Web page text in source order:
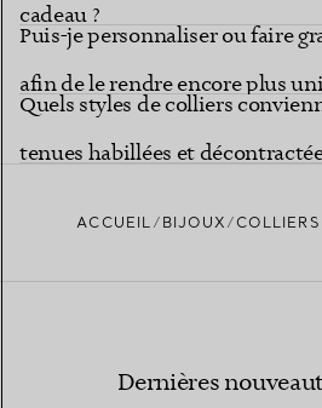
cadeau ?
Puis-je personnaliser ou faire
afin de le rendre encore plus
Quels styles de colliers
tenues habillées et
ACCUEIL BIJOUX
Dernières